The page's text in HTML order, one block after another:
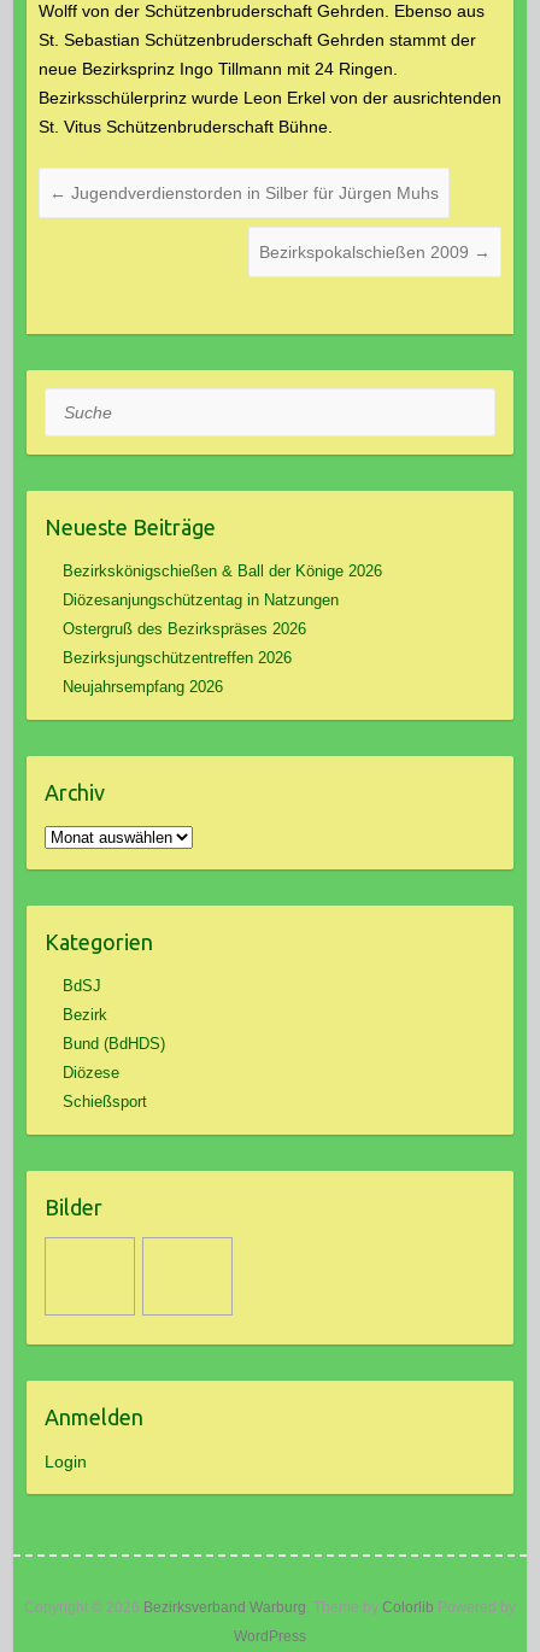
Wolff von der Schützenbruderschaft Gehrden. Ebenso aus
St. Sebastian Schützenbruderschaft Gehrden stammt der
neue Bezirksprinz Ingo Tillmann mit 24 Ringen.
Bezirksschülerprinz wurde Leon Erkel von der ausrichtenden
St. Vitus Schützenbruderschaft Bühne.
← Jugendverdienstorden in Silber für Jürgen Muhs
Bezirkspokalschießen 2009 →
Suche
Neueste Beiträge
Bezirkskönigschießen & Ball der Könige 2026
Diözesanjungschützentag in Natzungen
Ostergruß des Bezirkspräses 2026
Bezirksjungschützentreffen 2026
Neujahrsempfang 2026
Archiv
Archiv
Kategorien
BdSJ
Bezirk
Bund (BdHDS)
Diözese
Schießsport
Bilder
Anmelden
Login
Copyright © 2026 Bezirksverband Warburg. Theme by Colorlib Powered by
WordPress